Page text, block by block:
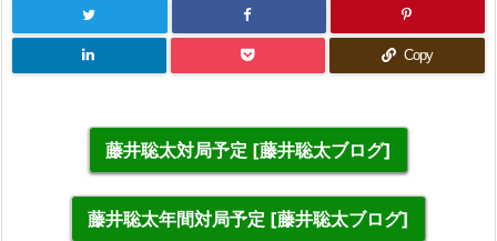
Copy
藤井聡太対局予定 [藤井聡太ブログ]
藤井聡太年間対局予定 [藤井聡太ブログ]